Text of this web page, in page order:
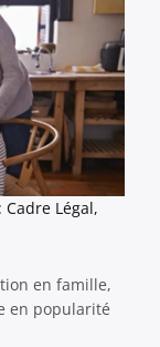
pour
Protection
de
l’Enfance
:
et
Symboles
d’une
Démarche
Cadre Légal,
en famille,
en popularité